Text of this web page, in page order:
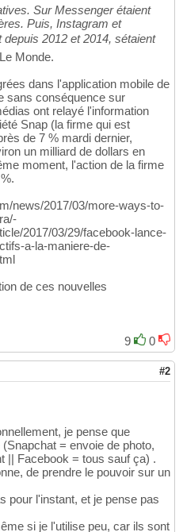
Sur Messenger étaient
Puis, Instagram et
2012 et 2014, sétaient
Monde.
dans l'application mobile de
sans conséquence sur
ont relayé l'information
Snap (la firme qui est
de 7 % mardi dernier,
un milliard de dollars en
moment, l'action de la firme
news/2017/03/more-ways-to-
2017/03/29/facebook-lance-
a-la-maniere-de-
de ces nouvelles
9
0
#2
je pense que
= envoie de photo,
|| Facebook = tous sauf ça) .
de prendre le pouvoir sur un
pour l'instant, et je pense pas
si je l'utilise peu, car ils sont